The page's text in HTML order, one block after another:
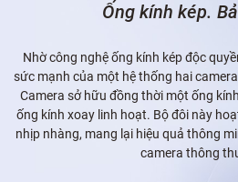
Ống kính kép.
Nhờ công nghệ ống kính kép độc
sức mạnh của một hệ thống hai
Camera sở hữu đồng thời một ống
ống kính xoay linh hoạt. Bộ đôi này
nhịp nhàng, mang lại hiệu quả thông
camera thông